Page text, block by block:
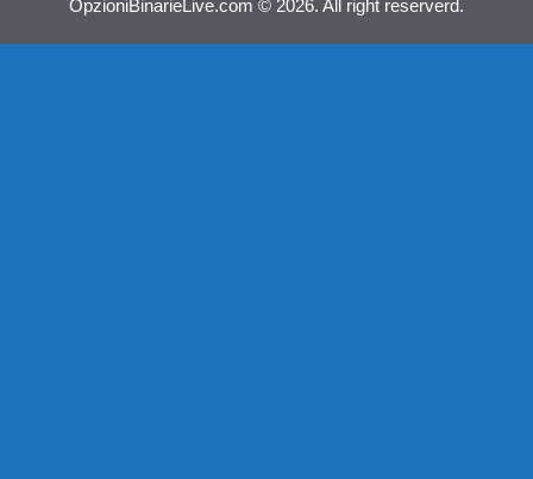
OpzioniBinarieLive.com © 2026. All right reserverd.